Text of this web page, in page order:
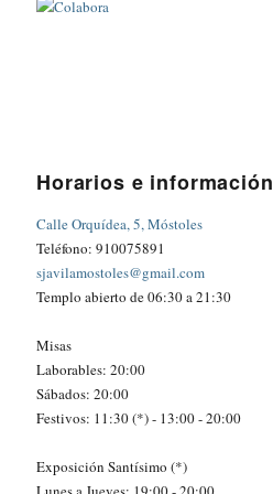
Horarios e información
Calle Orquídea, 5, Móstoles
Teléfono: 910075891
sjavilamostoles@gmail.com
Templo abierto de 06:30 a 21:30
Misas
Laborables: 20:00
Sábados: 20:00
Festivos: 11:30 (*) - 13:00 - 20:00
Exposición Santísimo (*)